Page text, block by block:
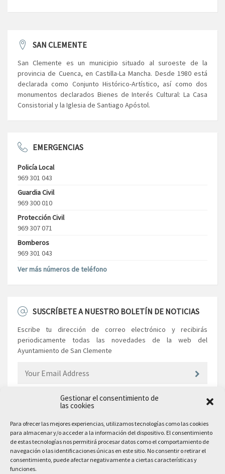
Gestionar el consentimiento de
las cookies
Para ofrecer las mejores experiencias, utilizamos tecnologías como las cookies
para almacenar y/o acceder a la información del dispositivo. El consentimiento
de estas tecnologías nos permitirá procesar datos como el comportamiento de
navegación o las identificaciones únicas en este sitio. No consentir o retirar el
consentimiento, puede afectar negativamente a ciertas características y
funciones.
SAN CLEMENTE
San Clemente es un municipio situado al suroeste de la
provincia de Cuenca, en Castilla-La Mancha. Desde 1980 está
declarada como Conjunto Histórico-Artístico, así como dos
monumentos declarados Bienes de Interés Cultural: La Casa
Consistorial y la Iglesia de Santiago Apóstol.
EMERGENCIAS
Policía Local
969 301 043
Guardia Civil
969 300 010
Protección Civil
969 307 071
Bomberos
969 301 043
Ver más números de teléfono
SUSCRÍBETE A NUESTRO BOLETÍN DE NOTICIAS
Escribe tu dirección de correo electrónico y recibirás
periodicamente todas las novedades de la web del
Ayuntamiento de San Clemente
EL AYUNTAMIENTO
Plaza Mayor, 10
San Clemente, 16600, Cuenca
Teléfono: 969 300 003